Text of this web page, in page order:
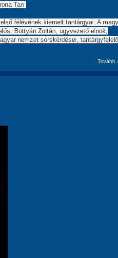
Tan
félévének kiemelt tantárgyai: A
Bottyán Zoltán, ügyvezető elnök,
nemzet sorskérdései,
Tovább